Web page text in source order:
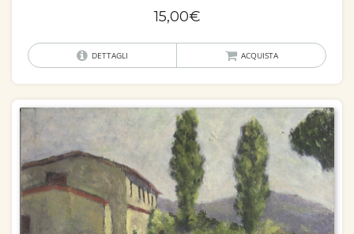
15,00€
DETTAGLI ACQUISTA